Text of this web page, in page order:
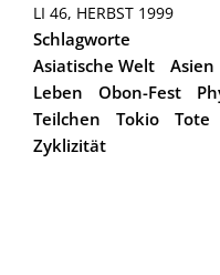
LI 46, HERBST 1999
Schlagworte
Asiatische Welt
Asien
Leben
Obon-Fest
Teilchen
Tokio Tote
Zyklizität